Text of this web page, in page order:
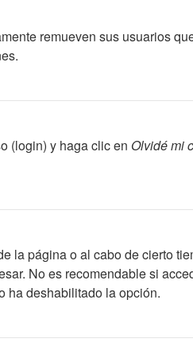
remueven sus usuarios
(login) y haga clic en Olvidé mi
la página o al cabo de cierto
No es recomendable si
ha deshabilitado la opción.